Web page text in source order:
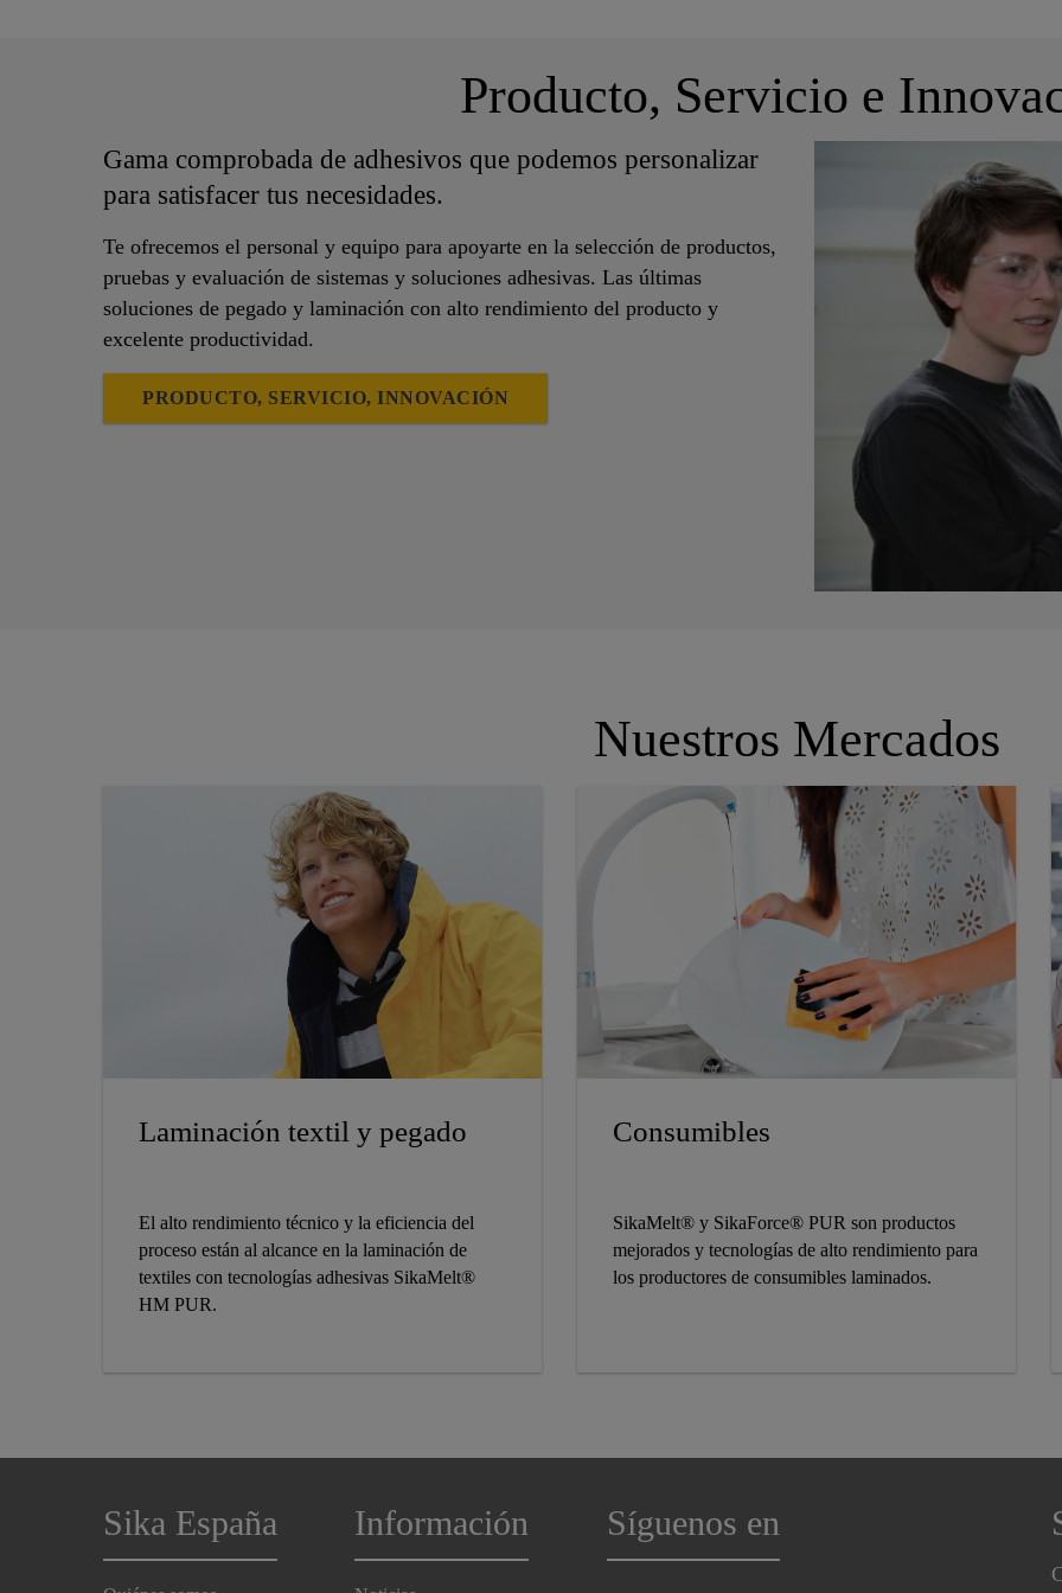
Producto, Servicio e
Gama comprobada de adhesivos que podemos personalizar
para satisfacer tus necesidades.
Te ofrecemos el personal y equipo para apoyarte en la selección de productos,
pruebas y evaluación de sistemas y soluciones adhesivas. Las últimas
soluciones de pegado y laminación con alto rendimiento del producto y
excelente productividad.
PRODUCTO, SERVICIO, INNOVACIÓN
Nuestros Mercados
Laminación textil y pegado
El alto rendimiento técnico y la eficiencia del
proceso están al alcance en la laminación de
textiles con tecnologías adhesivas SikaMelt®
HM PUR.
Consumibles
SikaMelt® y SikaForce® PUR son productos
mejorados y tecnologías de alto rendimiento para
los productores de consumibles laminados.
Sika España Información Síguenos en